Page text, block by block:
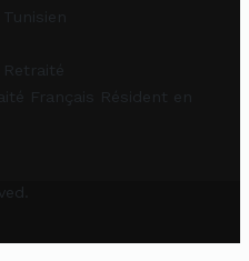
Français Résident en